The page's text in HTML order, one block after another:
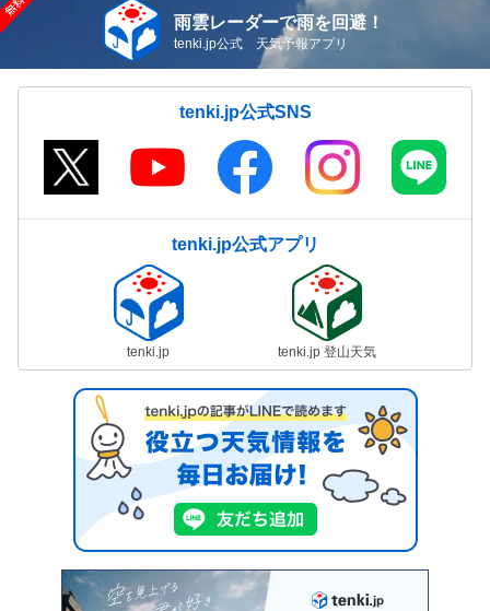
雨雲レーダーで雨を回避！
tenki.jp公式 天気予報アプリ
tenki.jp公式SNS
tenki.jp公式アプリ
tenki.jp tenki.jp 登山天気